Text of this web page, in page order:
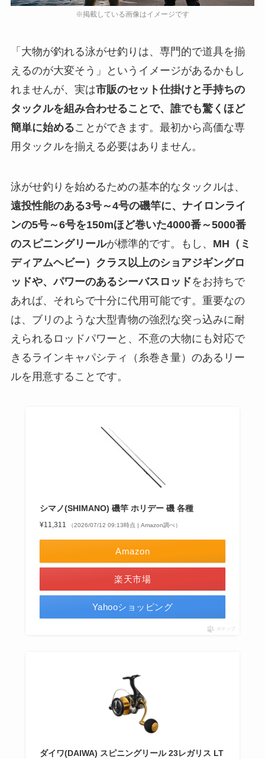
「大物が釣れる泳がせ釣りは、専門的で道具を揃
えるのが大変そう」というイメージがあるかもし
れませんが、実は市販のセット仕掛けと手持ちの
タックルを組み合わせることで、誰でも驚くほど
簡単に始めることができます。最初から高価な専
用タックルを揃える必要はありません。
泳がせ釣りを始めるための基本的なタックルは、
遠投性能のある3号～4号の磯竿に、ナイロンライ
ンの5号～6号を150mほど巻いた4000番～5000番
のスピニングリールが標準的です。もし、 MH（ミ
ディアムヘビー）クラス以上のショアジギングロ
ッドや、パワーのあるシーバスロッドをお持ちで
あれば、それらで十分に代用可能です。重要なの
は、ブリのような大型青物の強烈な突っ込みに耐
えられるロッドパワーと、不意の大物にも対応で
きるラインキャパシティ（糸巻き量）のあるリー
ルを用意することです。
シマノ(SHIMANO) 磯竿 ホリデー 磯 各種
¥11,311 （2026/07/12 09:13時点 | Amazon調べ）
Amazon
楽天市場
Yahooショッピング
ポチップ
ダイワ(DAIWA) スピニングリール 23レガリス LT